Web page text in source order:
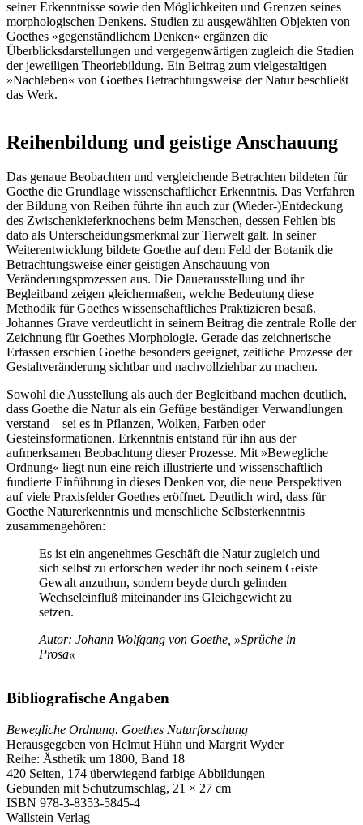
seiner Erkenntnisse sowie den Möglichkeiten und Grenzen seines
morphologischen Denkens. Studien zu ausgewählten Objekten von
Goethes »gegenständlichem Denken« ergänzen die
Überblicksdarstellungen und vergegenwärtigen zugleich die Stadien
der jeweiligen Theoriebildung. Ein Beitrag zum vielgestaltigen
»Nachleben« von Goethes Betrachtungsweise der Natur beschließt
das Werk.
Reihenbildung und geistige Anschauung
Das genaue Beobachten und vergleichende Betrachten bildeten für
Goethe die Grundlage wissenschaftlicher Erkenntnis. Das Verfahren
der Bildung von Reihen führte ihn auch zur (Wieder-)Entdeckung
des Zwischenkieferknochens beim Menschen, dessen Fehlen bis
dato als Unterscheidungsmerkmal zur Tierwelt galt. In seiner
Weiterentwicklung bildete Goethe auf dem Feld der Botanik die
Betrachtungsweise einer geistigen Anschauung von
Veränderungsprozessen aus. Die Dauerausstellung und ihr
Begleitband zeigen gleichermaßen, welche Bedeutung diese
Methodik für Goethes wissenschaftliches Praktizieren besaß.
Johannes Grave verdeutlicht in seinem Beitrag die zentrale Rolle der
Zeichnung für Goethes Morphologie. Gerade das zeichnerische
Erfassen erschien Goethe besonders geeignet, zeitliche Prozesse der
Gestaltveränderung sichtbar und nachvollziehbar zu machen.
Sowohl die Ausstellung als auch der Begleitband machen deutlich,
dass Goethe die Natur als ein Gefüge beständiger Verwandlungen
verstand – sei es in Pflanzen, Wolken, Farben oder
Gesteinsformationen. Erkenntnis entstand für ihn aus der
aufmerksamen Beobachtung dieser Prozesse. Mit »Bewegliche
Ordnung« liegt nun eine reich illustrierte und wissenschaftlich
fundierte Einführung in dieses Denken vor, die neue Perspektiven
auf viele Praxisfelder Goethes eröffnet. Deutlich wird, dass für
Goethe Naturerkenntnis und menschliche Selbsterkenntnis
zusammengehören:
Es ist ein angenehmes Geschäft die Natur zugleich und
sich selbst zu erforschen weder ihr noch seinem Geiste
Gewalt anzuthun, sondern beyde durch gelinden
Wechseleinfluß miteinander ins Gleichgewicht zu
setzen.
Autor: Johann Wolfgang von Goethe, »Sprüche in
Prosa«
Bibliografische Angaben
Bewegliche Ordnung. Goethes Naturforschung
Herausgegeben von Helmut Hühn und Margrit Wyder
Reihe: Ästhetik um 1800, Band 18
420 Seiten, 174 überwiegend farbige Abbildungen
Gebunden mit Schutzumschlag, 21 × 27 cm
ISBN 978-3-8353-5845-4
Wallstein Verlag